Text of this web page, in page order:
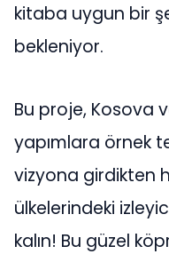
kitaba uygun bir
bekleniyor.
Bu proje, Kosova
yapımlara örnek
vizyona girdikten
ülkelerindeki
kalın! Bu güzel